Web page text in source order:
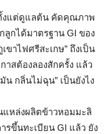
งแต่ดูแลต้น คัดคุณภาพ
ลูกได้มาตรฐาน GI ของ
ขาไฟศรีสะเกษ” ถึงเป็น
สต้องลองสักครั้ง แล้ว
น กลิ่นไม่ฉุน” เป็นยังไง
แหล่งผลิตข้าวหอมมะลิ
ขึ้นทะเบียน GI แล้ว ยัง